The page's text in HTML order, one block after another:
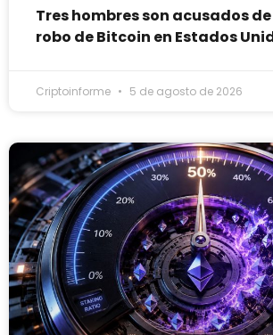
Tres hombres son acusados
robo de Bitcoin en Estados
Criptoinforme 5 de agosto de 2026